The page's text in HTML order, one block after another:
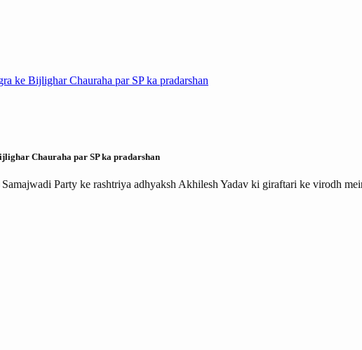
Chauraha par SP ka pradarshan
Party ke rashtriya adhyaksh Akhilesh Yadav ki giraftari ke virodh